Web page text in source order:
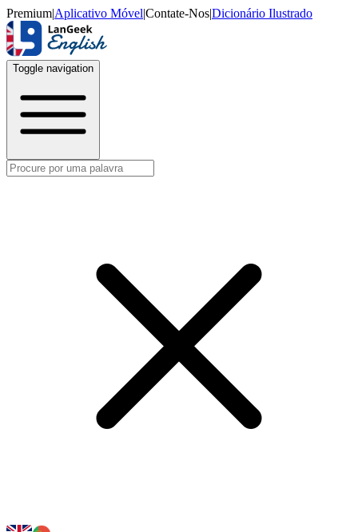
Premium|Aplicativo Móvel|Contate-Nos|Dicionário Ilustrado
Toggle navigation